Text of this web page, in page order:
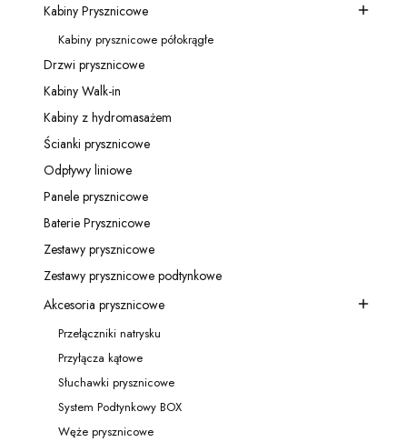
Kategoria - Kabiny Prysznicowe
Kabiny Prysznicowe
Kategoria - Kabiny prysznicowe półokrągłe
Kabiny prysznicowe półokrągłe
Kategoria - Drzwi prysznicowe
Drzwi prysznicowe
Kategoria - Kabiny Walk-in
Kabiny Walk-in
Kategoria - Kabiny z hydromasażem
Kabiny z hydromasażem
Kategoria - Ścianki prysznicowe
Ścianki prysznicowe
Kategoria - Odpływy liniowe
Odpływy liniowe
Kategoria - Panele prysznicowe
Panele prysznicowe
Kategoria - Baterie Prysznicowe
Baterie Prysznicowe
Kategoria - Zestawy prysznicowe
Zestawy prysznicowe
Kategoria - Zestawy prysznicowe podtynkowe
Zestawy prysznicowe podtynkowe
Kategoria - Akcesoria prysznicowe
Akcesoria prysznicowe
Kategoria - Przełączniki natrysku
Przełączniki natrysku
Kategoria - Przyłącza kątowe
Przyłącza kątowe
Kategoria - Słuchawki prysznicowe
Słuchawki prysznicowe
Kategoria - System Podtynkowy BOX
System Podtynkowy BOX
Węże prysznicowe